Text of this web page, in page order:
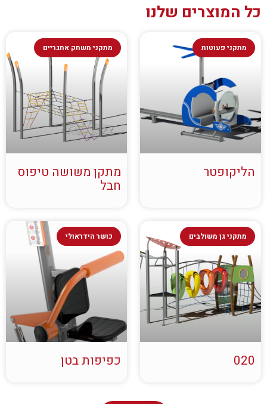
כל המוצרים שלנו
מתקני פעוטות
הליקופטר
מתקני משחק אתגריים
מתקן משושה טיפוס
חבל
מתקני גן משולבים
020
כושר הידראולי
כפיפות בטן